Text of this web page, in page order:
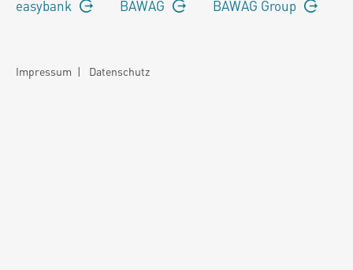
easybank BAWAG BAWAG Group
Impressum | Datenschutz